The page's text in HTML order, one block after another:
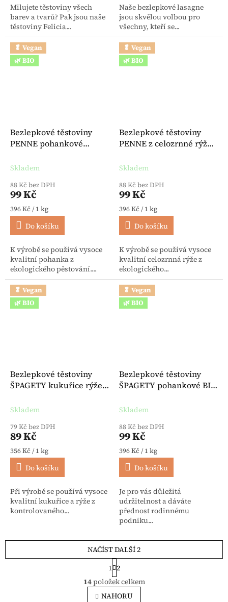
Milujete těstoviny všech
barev a tvarů? Pak jsou naše
těstoviny Felicia...
Naše bezlepkové lasagne
jsou skvělou volbou pro
všechny, kteří se...
🥬 Vegan
🌿 BIO
Bezlepkové těstoviny
PENNE pohankové
Felicia
Skladem
88 Kč bez DPH
99 Kč
Měrná cena:
396 Kč / 1 kg
Do košíku
K výrobě se používá vysoce
kvalitní pohanka z
ekologického pěstování....
🥬 Vegan
🌿 BIO
Bezlepkové těstoviny
PENNE z celozrnné rýže
Skladem
88 Kč bez DPH
99 Kč
Měrná cena:
396 Kč / 1 kg
Do košíku
K výrobě se používá vysoce
kvalitní celozrnná rýže z
ekologického...
🥬 Vegan
🌿 BIO
Bezlepkové těstoviny
ŠPAGETY kukuřice rýže
Skladem
79 Kč bez DPH
89 Kč
Měrná cena:
356 Kč / 1 kg
Do košíku
Při výrobě se používá vysoce
kvalitní kukuřice a rýže z
kontrolovaného...
🥬 Vegan
🌿 BIO
Bezlepkové těstoviny
ŠPAGETY pohankové BIO
Skladem
88 Kč bez DPH
99 Kč
Měrná cena:
396 Kč / 1 kg
Do košíku
Je pro vás důležitá
udržitelnost a dáváte
přednost rodinnému
podniku...
Ovládací prvky výpisu
NAČÍST DALŠÍ 2
Stránkování
1 2
14položek celkem
NAHORU